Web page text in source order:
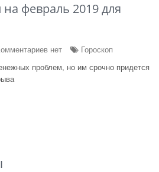
февраль 2019 для
нет
Гороскоп
проблем, но им срочно придется